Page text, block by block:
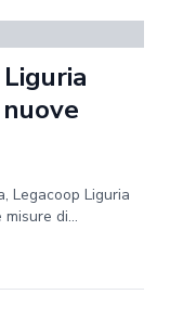
Legacoop Liguria
di...